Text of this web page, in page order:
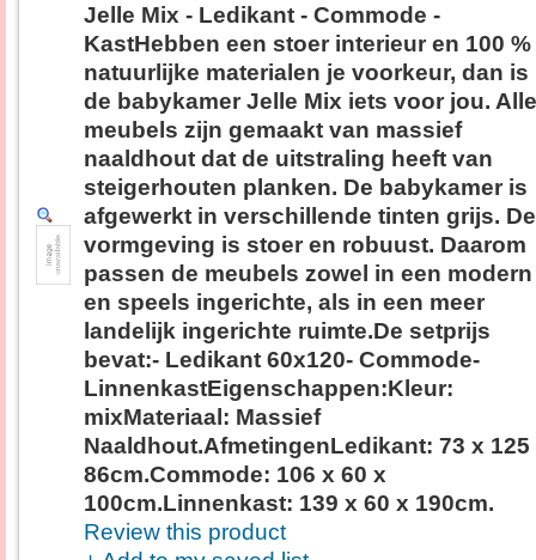
Jelle Mix - Ledikant - Commode -
KastHebben een stoer interieur en 100 %
natuurlijke materialen je voorkeur, dan is
de babykamer Jelle Mix iets voor jou. Alle
meubels zijn gemaakt van massief
naaldhout dat de uitstraling heeft van
steigerhouten planken. De babykamer is
afgewerkt in verschillende tinten grijs. De
vormgeving is stoer en robuust. Daarom
passen de meubels zowel in een modern
en speels ingerichte, als in een meer
landelijk ingerichte ruimte.De setprijs
bevat:- Ledikant 60x120- Commode-
LinnenkastEigenschappen:Kleur:
mixMateriaal: Massief
Naaldhout.AfmetingenLedikant: 73 x 125
86cm.Commode: 106 x 60 x
100cm.Linnenkast: 139 x 60 x 190cm.
Review this product